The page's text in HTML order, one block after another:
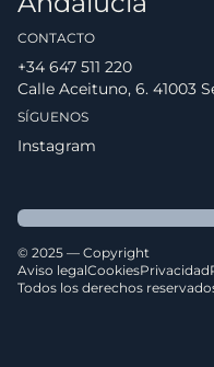
CONTACTO
+34 647 511 220
Calle Aceituno, 6. 41003
SÍGUENOS
Instagram
© 2025 — Copyright
Aviso legalCookiesPrivacidad
Todos los derechos